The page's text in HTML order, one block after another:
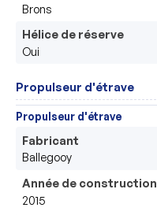
Brons
Hélice de réserve
Oui
Propulseur d'étrave
Propulseur d'étrave
Fabricant
Ballegooy
Année de construction
2015